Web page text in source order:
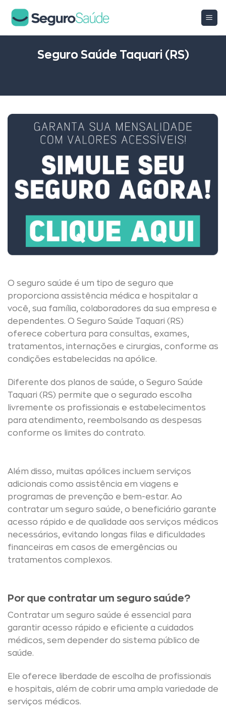
Seguro Saúde Taquari (RS)
O seguro saúde é um tipo de seguro que
proporciona assistência médica e hospitalar a
você, sua família, colaboradores da sua empresa e
dependentes. O Seguro Saúde Taquari (RS)
oferece cobertura para consultas, exames,
tratamentos, internações e cirurgias, conforme as
condições estabelecidas na apólice.
Diferente dos planos de saúde, o Seguro Saúde
Taquari (RS) permite que o segurado escolha
livremente os profissionais e estabelecimentos
para atendimento, reembolsando as despesas
conforme os limites do contrato.
Além disso, muitas apólices incluem serviços
adicionais como assistência em viagens e
programas de prevenção e bem-estar. Ao
contratar um seguro saúde, o beneficiário garante
acesso rápido e de qualidade aos serviços médicos
necessários, evitando longas filas e dificuldades
financeiras em casos de emergências ou
tratamentos complexos.
Por que contratar um seguro saúde?
Contratar um seguro saúde é essencial para
garantir acesso rápido e eficiente a cuidados
médicos, sem depender do sistema público de
saúde.
Ele oferece liberdade de escolha de profissionais
e hospitais, além de cobrir uma ampla variedade de
serviços médicos.